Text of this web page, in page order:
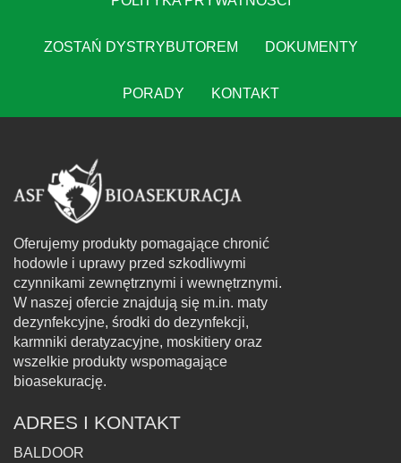
ZOSTAŃ DYSTRYBUTOREM DOKUMENTY
PORADY KONTAKT
Oferujemy produkty pomagające chronić
hodowle i uprawy przed szkodliwymi
czynnikami zewnętrznymi i wewnętrznymi.
W naszej ofercie znajdują się m.in. maty
dezynfekcyjne, środki do dezynfekcji,
karmniki deratyzacyjne, moskitiery oraz
wszelkie produkty wspomagające
bioasekurację.
ADRES I KONTAKT
BALDOOR